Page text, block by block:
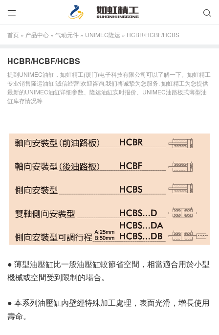


首页 » 产品中心 » 气动元件 » UNIMEC隆运 » HCBR/HCBF/HCBS
HCBR/HCBF/HCBS
提到UNIMEC油缸，如虹精工(厦门)电子科技有限公司可以了解一下。如虹精工
专业销售隆运油缸!诚信经营!欢迎咨询,我们将诚挚为您服务. 如虹精工为您提供
最新的UNIMEC油缸详细参数、隆运油缸实时报价、UNIMEC油路板式薄型油
缸库存情况等
● 薄型油壓缸比一般油壓缸較節省空間，相當適合用於小型
機械或空間受到限制的場合。
● 本系列油壓缸內壁經特殊加工處理，表面光滑，增長使用
壽命。